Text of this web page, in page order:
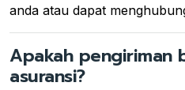
anda atau dapat
Apakah pengiriman
asuransi?